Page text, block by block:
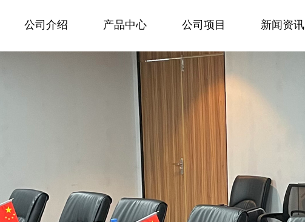
公司介绍 产品中心 公司项目 新闻资讯